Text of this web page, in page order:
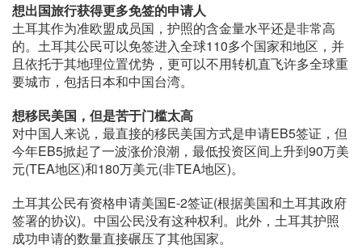
想出国旅行获得更多免签的申请人
土耳其作为准欧盟成员国，护照的含金量水平还是非常高
的。土耳其公民可以免签进入全球110多个国家和地区，并
且依托于其地理位置优势，更可以不用转机直飞许多全球重
要城市，包括日本和中国台湾。
想移民美国，但是苦于门槛太高
对中国人来说，最直接的移民美国方式是申请EB5签证，但
今年EB5掀起了一波涨价浪潮，最低投资区间上升到90万美
元(TEA地区)和180万美元(非TEA地区)。
土耳其公民有资格申请美国E-2签证(根据美国和土耳其政府
签署的协议)。中国公民没有这种权利。此外，土耳其护照
成功申请的数量直接碾压了其他国家。